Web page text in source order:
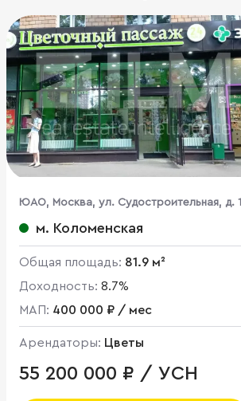
ЮАО, Москва, ул. Судостроительная, д. 1
м. Коломенская
Общая площадь: 81.9 м²
Доходность: 8.7%
МАП: 400 000 ₽ / мес
Арендаторы: Цветы
55 200 000 ₽ / УСН